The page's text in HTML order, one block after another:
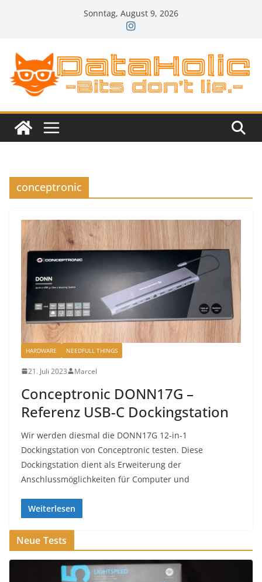
Sonntag, August 9, 2026
conceptronic
HARDWARE NEEDFULL THINGS
21. Juli 2023 Marcel
Conceptronic DONN17G –
Referenz USB-C Dockingstation
Wir werden diesmal die DONN17G 12-in-1
Dockingstation von Conceptronic testen. Diese
Dockingstation dient als Erweiterung der
Anschlussmöglichkeiten für Computer und
Weiterlesen
Neue Tests